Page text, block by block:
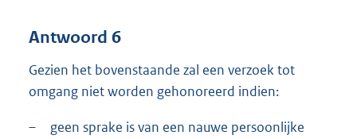
Antwoord 6
Gezien het bovenstaande zal een verzoek tot
omgang niet worden gehonoreerd indien:
–
geen sprake is van een nauwe persoonlijke